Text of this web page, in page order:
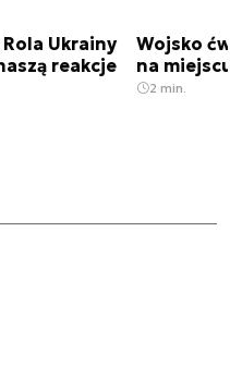
Ukrainy
reakcje
Wojsko
na
2 min.